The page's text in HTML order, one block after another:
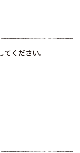
ください。